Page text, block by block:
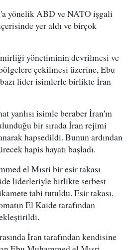
yönelik ABD ve NATO işgali
yer aldı ve birçok
yönetiminin devrilmesi ve
çekilmesi üzerine, Ebu
lider isimlerle birlikte İran
yanlısı isimle beraber İran'ın
bir sırada İran rejimi
hapsedildi. Bunun ardından
hapis hayatı başladı.
el Mısri bir esir takası
liderleriyle birlikte serbest
tabi tutuldu. Esir takası,
El Kaide tarafından
İran tarafından kendisine